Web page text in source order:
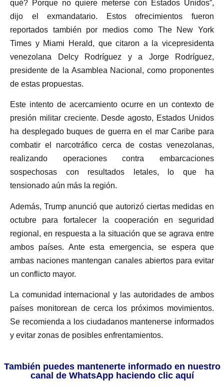
qué? Porque no quiere meterse con Estados Unidos”,
dijo el exmandatario. Estos ofrecimientos fueron
reportados también por medios como The New York
Times y Miami Herald, que citaron a la vicepresidenta
venezolana Delcy Rodríguez y a Jorge Rodríguez,
presidente de la Asamblea Nacional, como proponentes
de estas propuestas.
Este intento de acercamiento ocurre en un contexto de
presión militar creciente. Desde agosto, Estados Unidos
ha desplegado buques de guerra en el mar Caribe para
combatir el narcotráfico cerca de costas venezolanas,
realizando operaciones contra embarcaciones
sospechosas con resultados letales, lo que ha
tensionado aún más la región.
Además, Trump anunció que autorizó ciertas medidas en
octubre para fortalecer la cooperación en seguridad
regional, en respuesta a la situación que se agrava entre
ambos países. Ante esta emergencia, se espera que
ambas naciones mantengan canales abiertos para evitar
un conflicto mayor.
La comunidad internacional y las autoridades de ambos
países monitorean de cerca los próximos movimientos.
Se recomienda a los ciudadanos mantenerse informados
y evitar zonas de posibles enfrentamientos.
También puedes mantenerte informado en nuestro
canal de WhatsApp haciendo clic aquí